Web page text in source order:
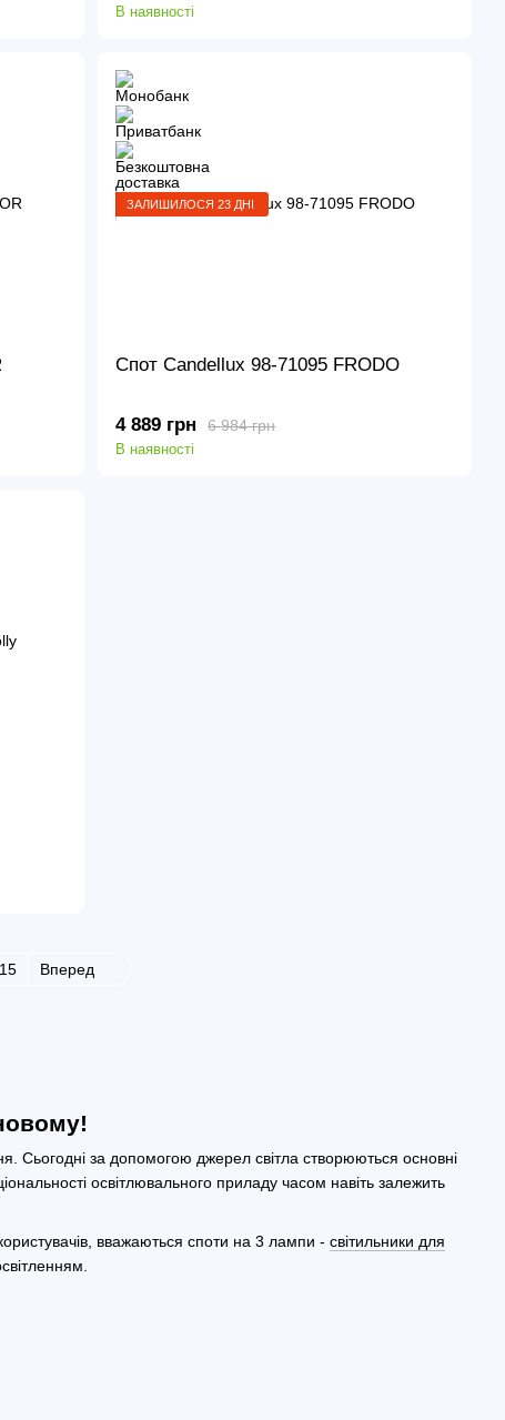
Сьогодні за допомогою джерел світла створюються основні
освітлювального приладу часом навіть залежить
вважаються споти на 3 лампи - світильники для
В наявності
ЗАЛИШИЛОСЯ 23 ДНІ
Спот Candellux 98-71095 FRODO
6 984 грн
4 889 грн
В наявності
15 Вперед